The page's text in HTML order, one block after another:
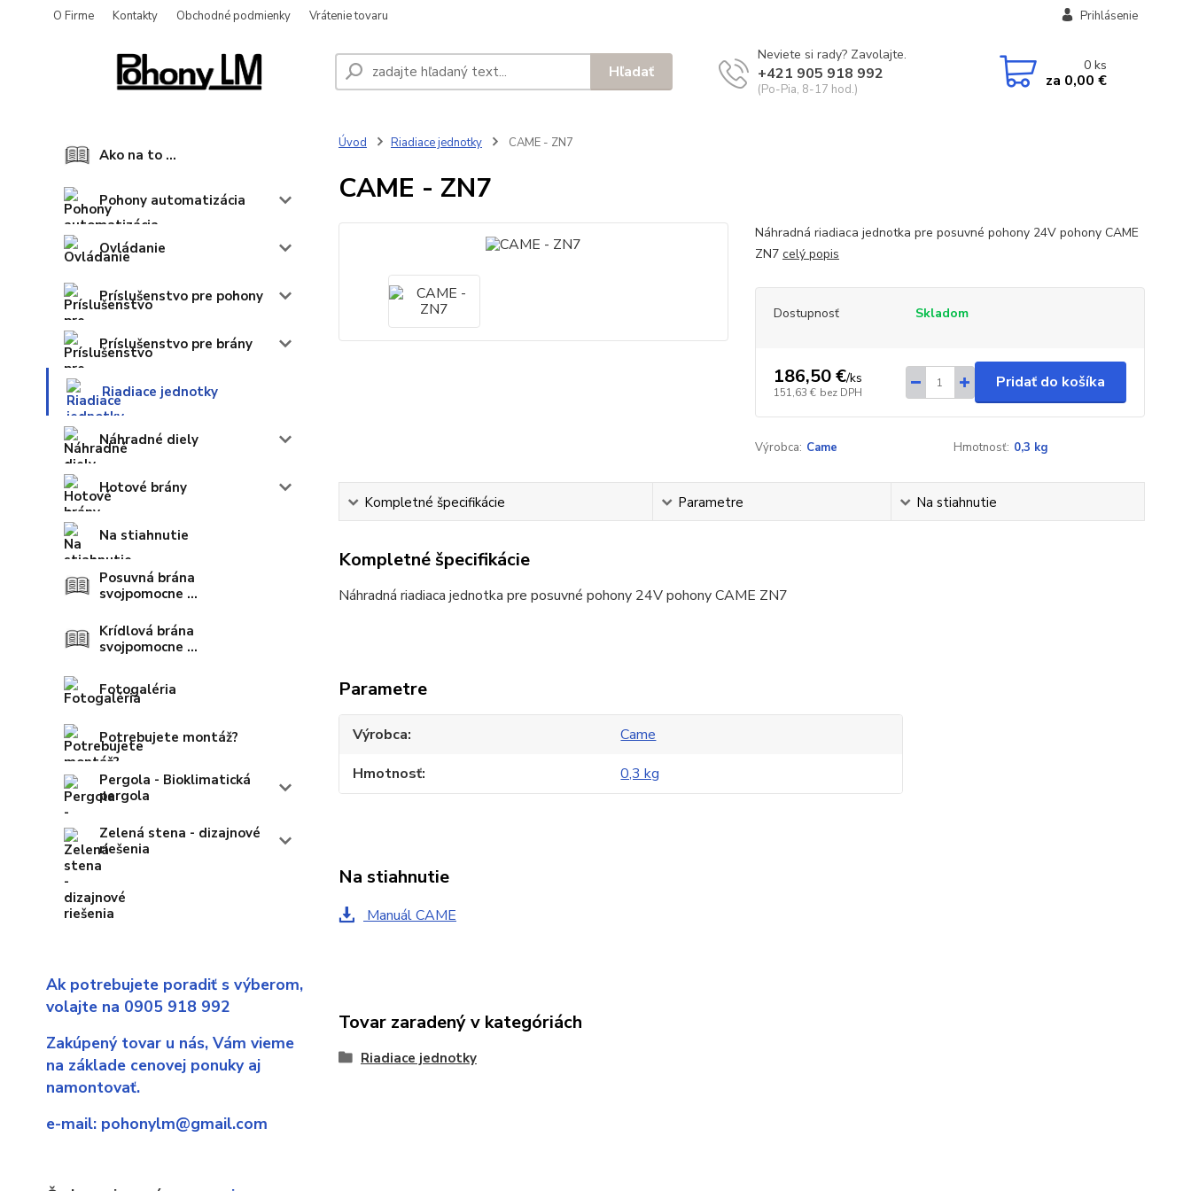
O Firme Kontakty Obchodné podmienky Vrátenie tovaru Prihlásenie
Hľadať
Neviete si rady? Zavolajte.
+421 905 918 992
(Po-Pia, 8-17 hod.)
0ks
za 0,00 €
Ako na to ...
Pohony automatizácia
Ovládanie
Príslušenstvo pre pohony
Príslušenstvo pre brány
Riadiace jednotky
Náhradné diely
Hotové brány
Na stiahnutie
Posuvná brána
svojpomocne ...
Krídlová brána
svojpomocne ...
Fotogaléria
Potrebujete montáž?
Pergola - Bioklimatická
pergola
Zelená stena - dizajnové
riešenia
Ak potrebujete poradiť s výberom,
volajte na 0905 918 992
Zakúpený tovar u nás, Vám vieme
na základe cenovej ponuky aj
namontovať.
e-mail: pohonylm@gmail.com
Úvod Riadiace jednotky CAME - ZN7
CAME - ZN7
Náhradná riadiaca jednotka pre posuvné pohony 24V pohony CAME
ZN7 celý popis
Dostupnosť Skladom
186,50 €/ks
151,63 € bez DPH
Pridať do košíka
Výrobca: Came Hmotnosť: 0,3 kg
Kompletné špecifikácie Parametre Na stiahnutie
Kompletné špecifikácie
Náhradná riadiaca jednotka pre posuvné pohony 24V pohony CAME ZN7
Parametre
Výrobca
Came
Hmotnosť
0,3 kg
Na stiahnutie
Manuál CAME
Tovar zaradený v kategóriách
Riadiace jednotky